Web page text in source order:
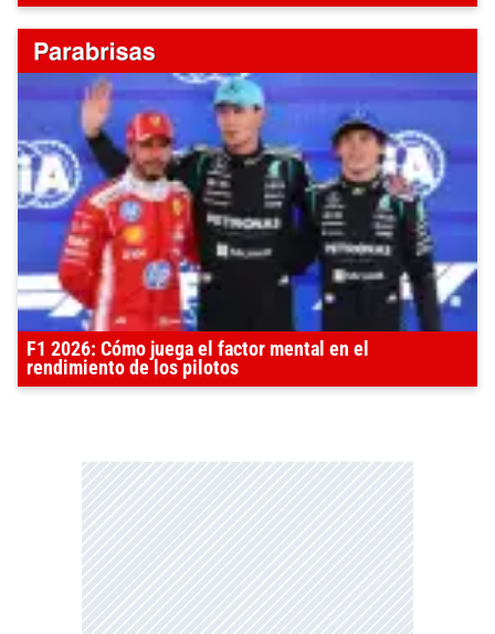
F1 2026: Cómo juega el factor mental en el
rendimiento de los pilotos